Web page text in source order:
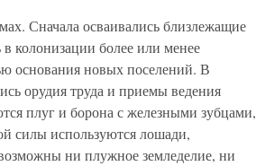
Сначала осваивались близлежащие
колонизации более или менее
основания новых поселений. В
орудия труда и приемы ведения
плуг и борона с железными зубцами,
силы используются лошади,
ни плужное земледелие, ни